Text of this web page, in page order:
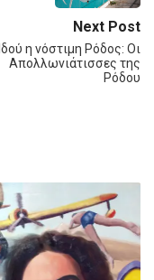
Next Post
Ιδού η νόστιμη Ρόδος: Οι
Απολλωνιάτισσες της
Ρόδου